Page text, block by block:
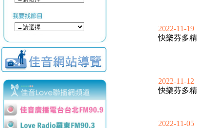
2022-11-19
快樂芬多精
2022-11-12
快樂芬多精
2022-11-05